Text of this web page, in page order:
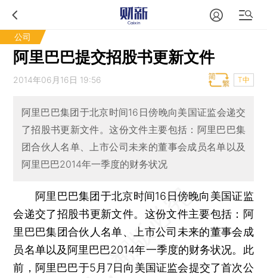
公司
阿里巴巴提交招股书更新文件
2014年06月16日 19:56 T中
阿里巴巴集团于北京时间16日傍晚向美国证监会递交
了招股书更新文件。这份文件主要包括：阿里巴巴集
团合伙人名单、上市公司未来的董事会成员名单以及
阿里巴巴2014年一季度的财务状况
阿里巴巴集团于北京时间16日傍晚向美国证监
会递交了招股书更新文件。这份文件主要包括：阿
里巴巴集团合伙人名单、上市公司未来的董事会成
员名单以及阿里巴巴2014年一季度的财务状况。此
前，阿里巴巴于5月7日向美国证监会提交了首次公